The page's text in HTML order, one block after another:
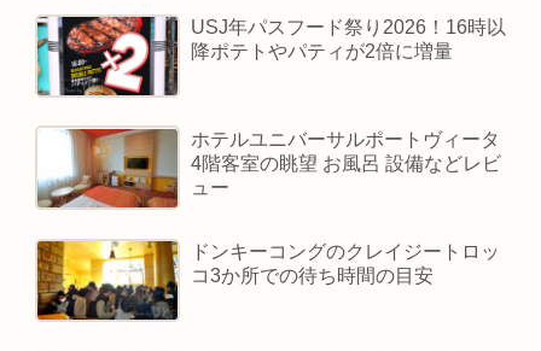
USJ年パスフード祭り2026！16時以
降ポテトやパティが2倍に増量
ホテルユニバーサルポートヴィータ
4階客室の眺望 お風呂 設備などレビ
ュー
ドンキーコングのクレイジートロッ
コ3か所での待ち時間の目安